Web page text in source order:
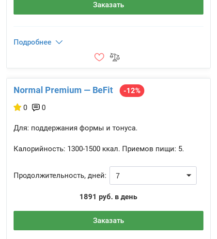
Заказать
Подробнее
Normal Premium — BeFit
-12%
0
0
Для: поддержания формы и тонуса.
Калорийность: 1300-1500 ккал. Приемов пищи: 5.
Продолжительность, дней:
1891 руб. в день
Заказать